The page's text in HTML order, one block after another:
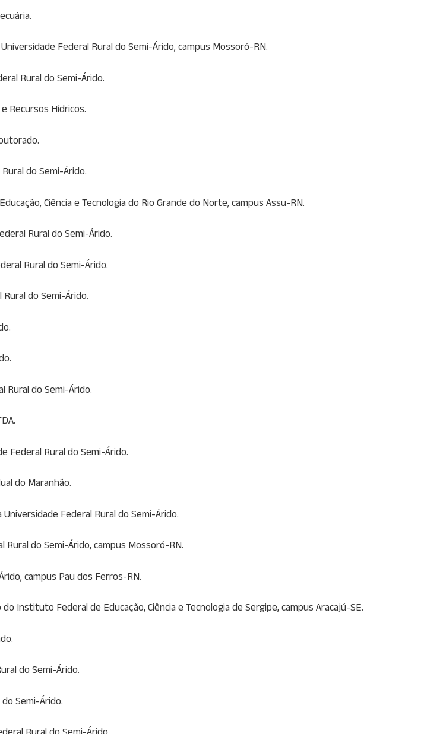
Federal Rural do Semi-Árido, campus Mossoró-RN.
Rural do Semi-Árido.
Recursos Hídricos.
do Semi-Árido.
Ciência e Tecnologia do Rio Grande do Norte, campus Assu-RN.
Rural do Semi-Árido.
Rural do Semi-Árido.
do Semi-Árido.
Rural do Semi-Árido.
Federal Rural do Semi-Árido.
do Maranhão.
Federal Rural do Semi-Árido.
do Semi-Árido, campus Mossoró-RN.
campus Pau dos Ferros-RN.
Instituto Federal de Educação, Ciência e Tecnologia de Sergipe, campus Aracajú-SE.
do Semi-Árido.
Semi-Árido.
Rural do Semi-Árido.